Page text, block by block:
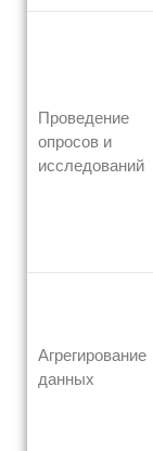
Проведение
опросов и
исследований
Агрегирование
данных